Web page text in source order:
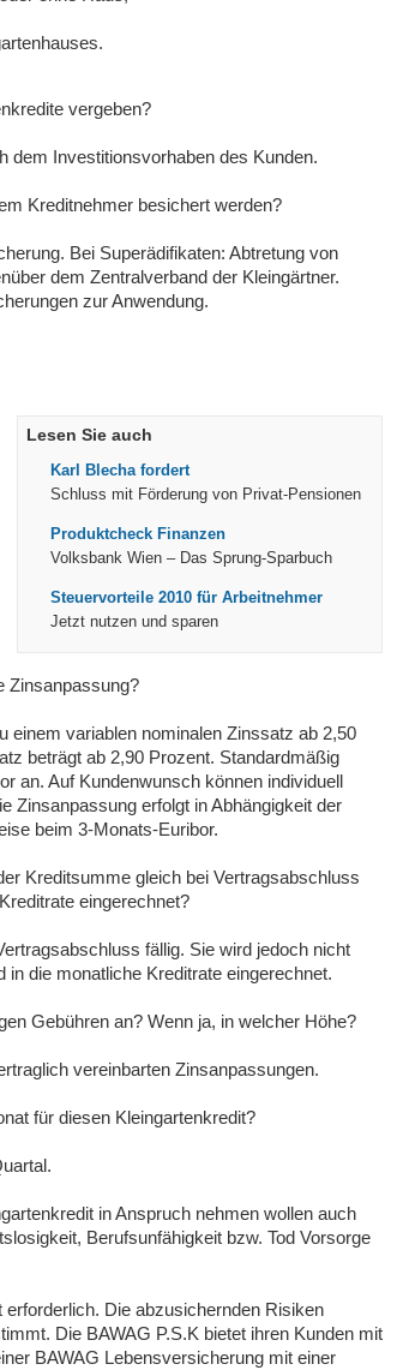
vergeben?
dem Investitionsvorhaben des Kunden.
Kreditnehmer besichert werden?
Bei Superädifikaten: Abtretung von
dem Zentralverband der Kleingärtner.
zur Anwendung.
Lesen Sie auch
Karl Blecha fordert
Schluss mit Förderung von Privat-Pensionen
Produktcheck Finanzen
Volksbank Wien – Das Sprung-Sparbuch
Steuervorteile 2010 für Arbeitnehmer
Jetzt nutzen und sparen
Zinsanpassung?
einem variablen nominalen Zinssatz ab 2,50
beträgt ab 2,90 Prozent. Standardmäßig
an. Auf Kundenwunsch können individuell
Zinsanpassung erfolgt in Abhängigkeit der
beim 3-Monats-Euribor.
Kreditsumme gleich bei Vertragsabschluss
eingerechnet?
fällig. Sie wird jedoch nicht
die monatliche Kreditrate eingerechnet.
Gebühren an? Wenn ja, in welcher Höhe?
vereinbarten Zinsanpassungen.
für diesen Kleingartenkredit?
in Anspruch nehmen wollen auch
Berufsunfähigkeit bzw. Tod Vorsorge
Die abzusichernden Risiken
Die BAWAG P.S.K bietet ihren Kunden mit
BAWAG Lebensversicherung mit einer